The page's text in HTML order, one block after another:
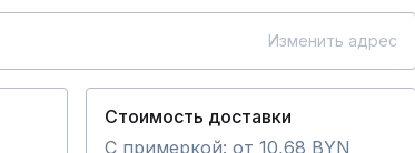
Изменить адрес
Стоимость доставки
С примеркой: от 10,68 BYN